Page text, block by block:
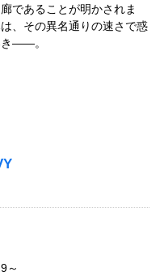
であることが明かされま
、その異名通りの速さで惑
き――。
～